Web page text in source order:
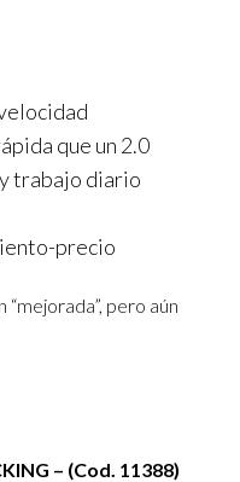
que un 2.0
trabajo diario
precio
pero aún
– (Cod. 11388)